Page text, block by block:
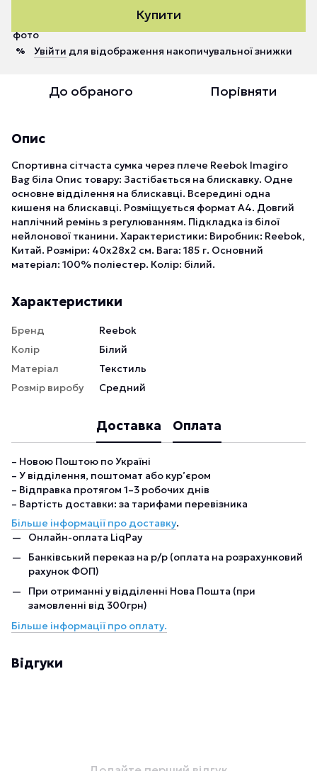
Купити
% Увійти для відображення накопичувальної знижки
До обраного Порівняти
Опис
Спортивна сітчаста сумка через плече Reebok Imagiro
Bag біла Опис товару: Застібається на блискавку. Одне
основне відділення на блискавці. Всередині одна
кишеня на блискавці. Розміщується формат А4. Довгий
наплічний ремінь з регулюванням. Підкладка із білої
нейлонової тканини. Характеристики: Виробник: Reebok,
Китай. Розміри: 40х28х2 см. Вага: 185 г. Основний
матеріал: 100% поліестер. Колір: білий.
Характеристики
Бренд
Reebok
Колір
Білий
Матеріал
Текстиль
Розмір виробу
Средний
Доставка Оплата
– Новою Поштою по Україні
– У відділення, поштомат або кур’єром
– Відправка протягом 1–3 робочих днів
– Вартість доставки: за тарифами перевізника
Більше інформації про доставку.
Онлайн-оплата LiqPay
Банківський переказ на р/р (оплата на розрахунковий
рахунок ФОП)
При отриманні у відділенні Нова Пошта (при
замовленні від 300грн)
Більше інформації про оплату.
Відгуки